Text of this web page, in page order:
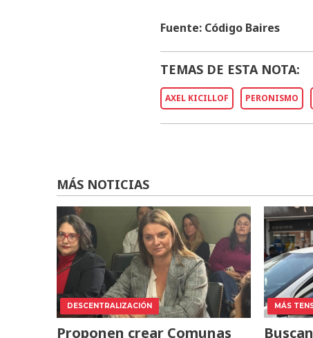
Fuente: Código Baires
TEMAS DE ESTA NOTA:
AXEL KICILLOF PERONISMO
MÁS NOTICIAS
DESCENTRALIZACIÓN
Proponen crear Comunas
MÁS